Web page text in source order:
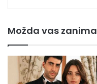
Možda vas zanima